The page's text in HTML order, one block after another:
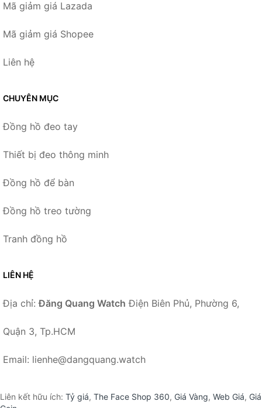
Mã giảm giá Lazada
Mã giảm giá Shopee
Liên hệ
CHUYÊN MỤC
Đồng hồ đeo tay
Thiết bị đeo thông minh
Đồng hồ để bàn
Đồng hồ treo tường
Tranh đồng hồ
LIÊN HỆ
Địa chỉ:Đăng Quang Watch Điện Biên Phủ, Phường 6,
Quận 3, Tp.HCM
Email: lienhe@dangquang.watch
Liên kết hữu ích: Tỷ giá, The Face Shop 360, Giá Vàng, Web Giá, Giá